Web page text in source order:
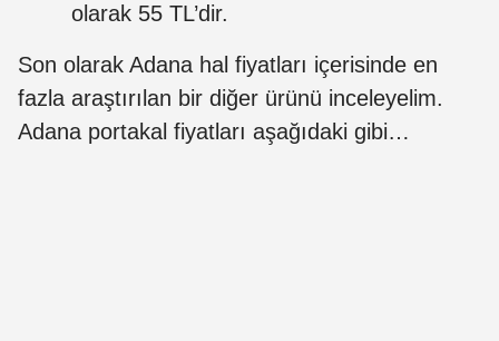
olarak 55 TL’dir.
Son olarak Adana hal fiyatları içerisinde en
fazla araştırılan bir diğer ürünü inceleyelim.
Adana portakal fiyatları aşağıdaki gibi…